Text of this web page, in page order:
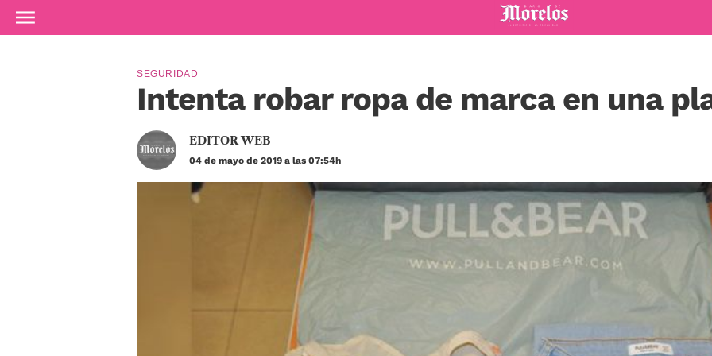
Ir al contenido principal
Diario de Morelos
Intenta robar ropa de marca en una
SEGURIDAD
EDITOR WEB
04 de mayo de 2019 a las 07:54h